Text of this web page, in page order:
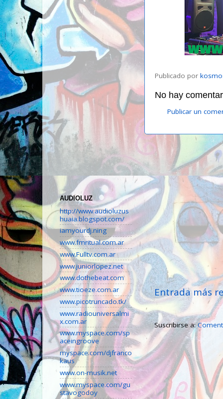
Publicado por
No hay
Publicar un
Entrada más
Suscribirse a:
AUDIOLUZ
http://www.audioluzus
huaia.blogspot.com/
iamyourdj.ning
www.fmritual.com.ar
www.Fulltv.com.ar
www.juniorlopez.net
www.dothebeat.com
www.tioeze.com.ar
www.picotruncado.tk/
www.radiouniversalmi
x.com.ar
www.myspace.com/sp
aceingroove
myspace.com/djfranco
kaus
www.on-musik.net
www.myspace.com/gu
stavogodoy